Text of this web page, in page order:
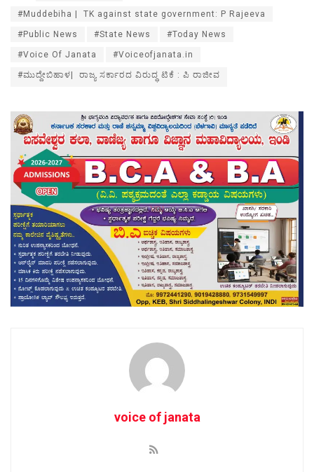
#Muddebiha | TK against state government: P Rajeeva
#Public News #State News #Today News
#Voice Of Janata #Voiceofjanata.in
#ಮುದ್ದೇಬಿಹಾಳ| ರಾಜ್ಯ ಸರ್ಕಾರದ ವಿರುದ್ಧ ಟಿಕೆ : ಪಿ ರಾಜೀವ
voice of janata